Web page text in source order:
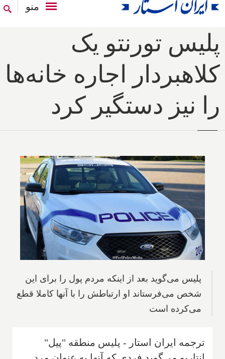
منو
پلیس تورنتو یک
کلاهبردار اجاره خانه‌ها
را نیز دستگیر کرد
پلیس می‌گوید بعد از اینکه مردم پول را برای این
شخص می‌فرستاند او ارتباطش را با آنها کاملا قطع
می‌کرده است
ترجمه ایران استار - پلیس منطقه "پیل"